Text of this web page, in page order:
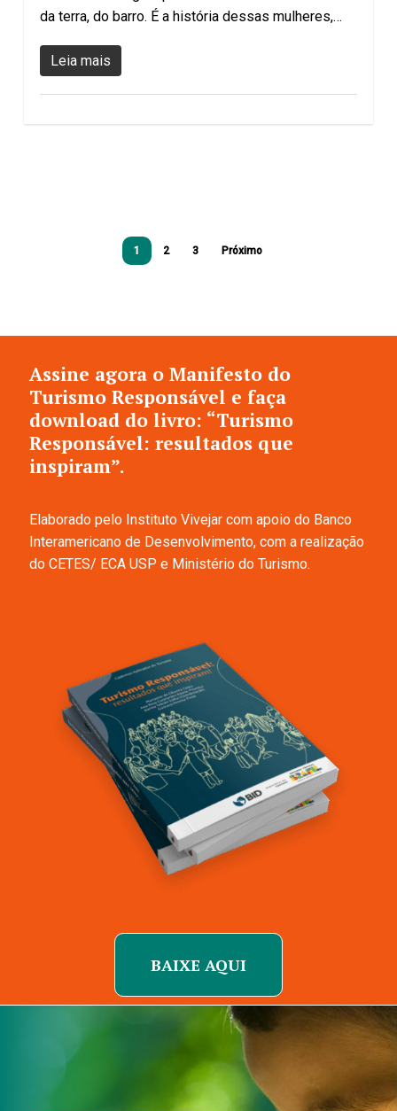
da terra, do barro. É a história dessas mulheres,…
Leia mais
1 2 3 Próximo
Assine agora o Manifesto do
Turismo Responsável e faça
download do livro: “Turismo
Responsável: resultados que
inspiram”.
Elaborado pelo Instituto Vivejar com apoio do Banco
Interamericano de Desenvolvimento, com a realização
do CETES/ ECA USP e Ministério do Turismo.
BAIXE AQUI